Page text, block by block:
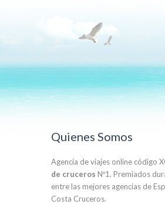
Quienes Somos
Agencia de viajes online código
de cruceros Nº1. Premiados
entre las mejores agencias de
Costa Cruceros.